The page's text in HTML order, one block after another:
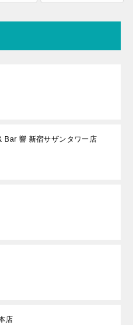
Bar 響 新宿サザンタワー店
店